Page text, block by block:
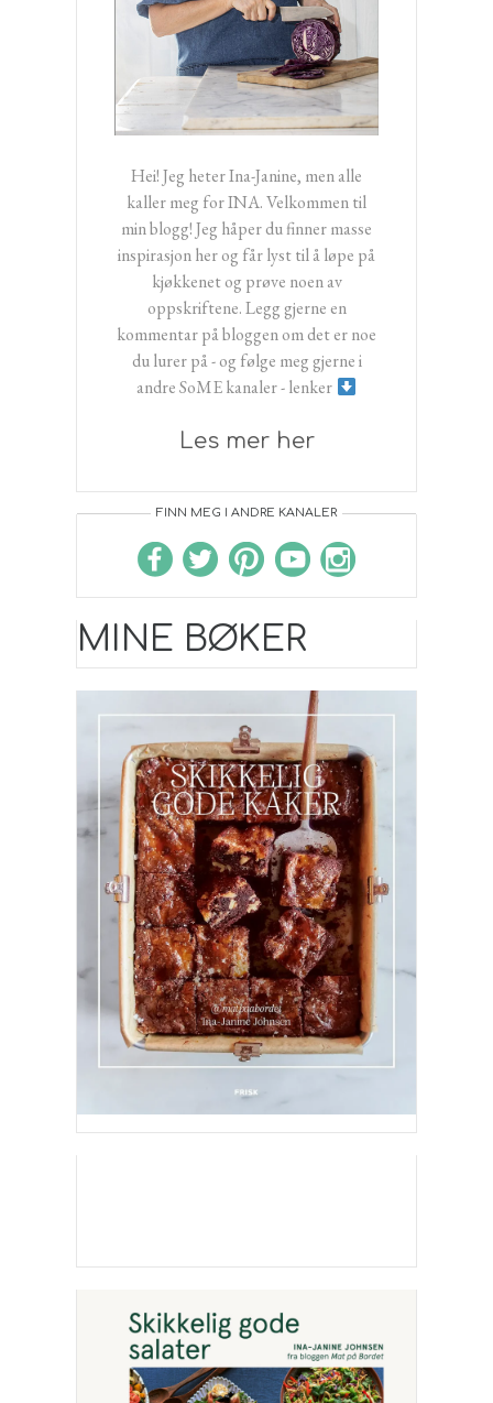
Hei! Jeg heter Ina-Janine, men alle
kaller meg for INA. Velkommen til
min blogg! Jeg håper du finner masse
inspirasjon her og får lyst til å løpe på
kjøkkenet og prøve noen av
oppskriftene. Legg gjerne en
kommentar på bloggen om det er noe
du lurer på - og følge meg gjerne i
andre SoME kanaler - lenker
Les mer her
FINN MEG I ANDRE KANALER
MINE BØKER